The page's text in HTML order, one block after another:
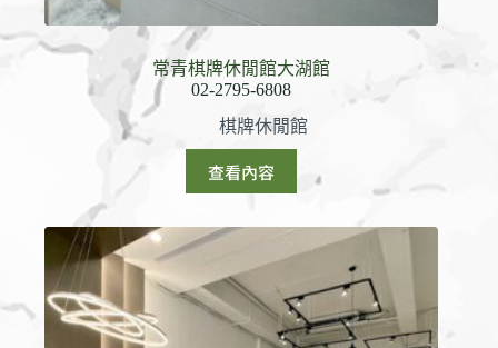
常青棋牌休閒館大湖館
棋牌休閒館
查看內容